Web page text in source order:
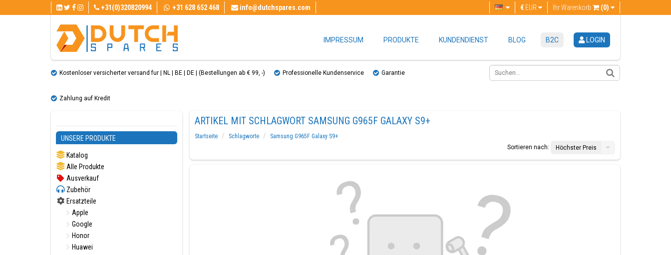
+31(0)320820994 +31 628 652 468 info@dutchspares.com Ihr Warenkorb (0)
€ EUR
IMPRESSUM PRODUKTE KUNDENDIENST BLOG B2C LOGIN
Kostenloser versicherter versand fur | NL | BE | DE | (Bestellungen ab € 99, ​​-) Professionelle Kundenservice Garantie
Zahlung auf Kredit
UNSERE PRODUKTE
Katalog
Alle Produkte
Ausverkauf
Zubehör
Ersatzteile
Apple
Google
Honor
Huawei
ARTIKEL MIT SCHLAGWORT SAMSUNG G965F GALAXY S9+
Startseite Schlagworte
Samsung G965F Galaxy S9+
Sortieren nach:
Höchster Preis